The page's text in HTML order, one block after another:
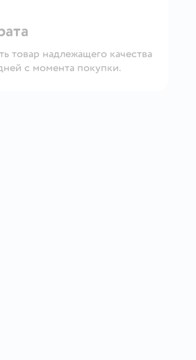
товар надлежащего качества
с момента покупки.